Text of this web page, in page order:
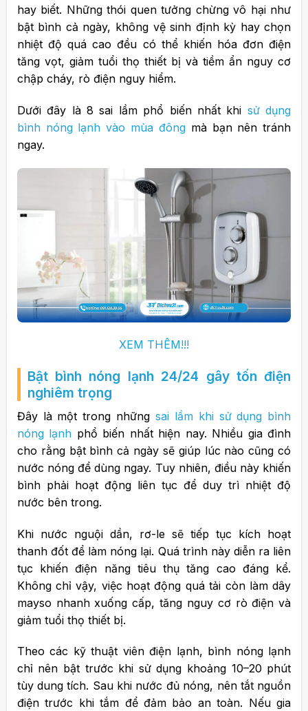
hay biết. Những thói quen tưởng chừng vô hại như
bật bình cả ngày, không vệ sinh định kỳ hay chọn
nhiệt độ quá cao đều có thể khiến hóa đơn điện
tăng vọt, giảm tuổi thọ thiết bị và tiềm ẩn nguy cơ
chập cháy, rò điện nguy hiểm.
Dưới đây là 8 sai lầm phổ biến nhất khi sử dụng
bình nóng lạnh vào mùa đôngmà bạn nên tránh
ngay.
XEM THÊM!!!
Bật bình nóng lạnh 24/24 gây tốn điện
nghiêm trọng
Đây là một trong những sai lầm khi sử dụng bình
nóng lạnh phổ biến nhất hiện nay. Nhiều gia đình
cho rằng bật bình cả ngày sẽ giúp lúc nào cũng có
nước nóng để dùng ngay. Tuy nhiên, điều này khiến
bình phải hoạt động liên tục để duy trì nhiệt độ
nước bên trong.
Khi nước nguội dần, rơ-le sẽ tiếp tục kích hoạt
thanh đốt để làm nóng lại. Quá trình này diễn ra liên
tục khiến điện năng tiêu thụ tăng cao đáng kể.
Không chỉ vậy, việc hoạt động quá tải còn làm dây
mayso nhanh xuống cấp, tăng nguy cơ rò điện và
giảm tuổi thọ thiết bị.
Theo các kỹ thuật viên điện lạnh, bình nóng lạnh
chỉ nên bật trước khi sử dụng khoảng 10–20 phút
tùy dung tích. Sau khi nước đủ nóng, nên tắt nguồn
điện trước khi tắm để đảm bảo an toàn. Nếu gia